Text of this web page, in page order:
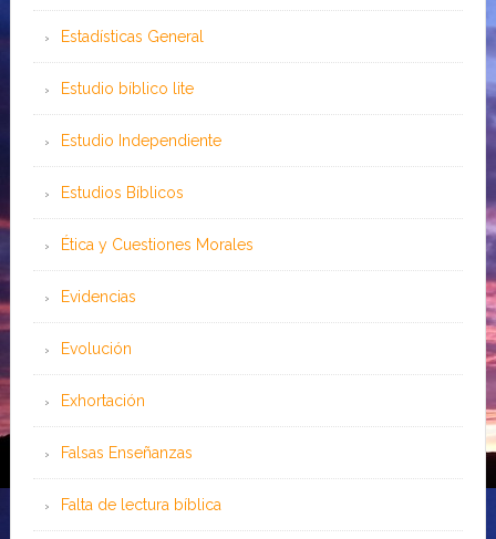
Estadísticas General
Estudio bíblico lite
Estudio Independiente
Estudios Bíblicos
Ética y Cuestiones Morales
Evidencias
Evolución
Exhortación
Falsas Enseñanzas
Falta de lectura bíblica